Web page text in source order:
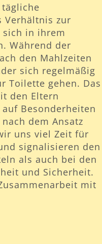
Verhältnis zur
sich in ihrem
Während der
den Mahlzeiten
sich regelmäßig
Toilette gehen. Das
den Eltern
Besonderheiten
dem Ansatz
uns viel Zeit für
signalisieren den
als auch bei den
und Sicherheit.
mit